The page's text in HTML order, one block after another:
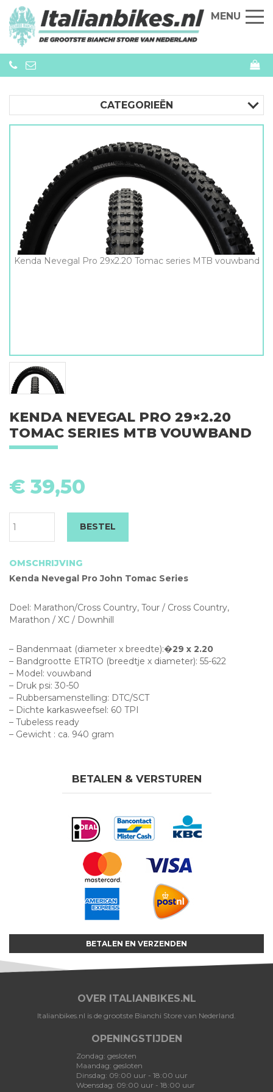
MENU
CATEGORIEËN
Kenda Nevegal Pro 29x2.20 Tomac series MTB vouwband
KENDA NEVEGAL PRO 29×2.20
TOMAC SERIES MTB VOUWBAND
€ 39,50
BESTEL
OMSCHRIJVING
Kenda Nevegal Pro John Tomac Series
Doel: Marathon/Cross Country, Tour / Cross Country,
Marathon / XC / Downhill
– Bandenmaat (diameter x breedte):�29 x 2.20
– Bandgrootte ETRTO (breedtje x diameter): 55-622
– Model: vouwband
– Druk psi: 30-50
– Rubbersamenstelling: DTC/SCT
– Dichte karkasweefsel: 60 TPI
– Tubeless ready
– Gewicht : ca. 940 gram
BETALEN & VERSTUREN
BETALEN EN VERZENDEN
OVER ITALIANBIKES.NL
Italianbikes.nl is de grootste Bianchi Store van Nederland.
OPENINGSTIJDEN
Zondag: gesloten
Maandag: gesloten
Dinsdag: 09:00 uur - 18:00 uur
Woensdag: 09:00 uur - 18:00 uur